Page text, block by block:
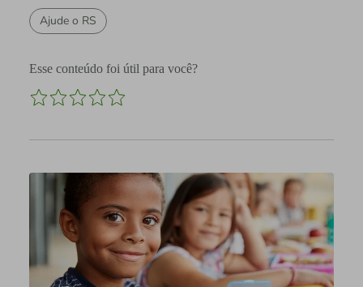
Ajude o RS
Esse conteúdo foi útil para você?